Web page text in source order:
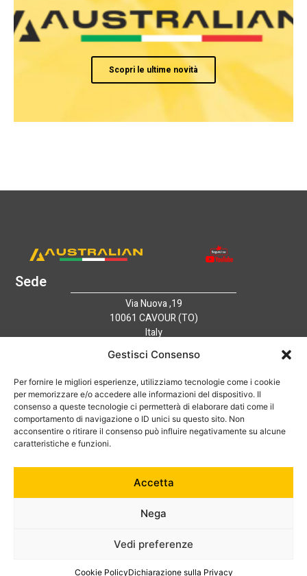
Gestisci Consenso
Per fornire le migliori esperienze, utilizziamo tecnologie come i cookie
per memorizzare e/o accedere alle informazioni del dispositivo. Il
consenso a queste tecnologie ci permetterà di elaborare dati come il
comportamento di navigazione o ID unici su questo sito. Non
acconsentire o ritirare il consenso può influire negativamente su alcune
caratteristiche e funzioni.
Accetta
Nega
Vedi preferenze
Cookie PolicyDichiarazione sulla Privacy
Scopri le ultime novità
Sede
Via Nuova ,19
10061 CAVOUR (TO)
Italy
Azienda
Catalogo
Tecnologia
News
+39 0121 600752
info@australian-srl.com
© 2024 Australian Srl. P. IVA 07868050019. Tutti i diritti riservati.